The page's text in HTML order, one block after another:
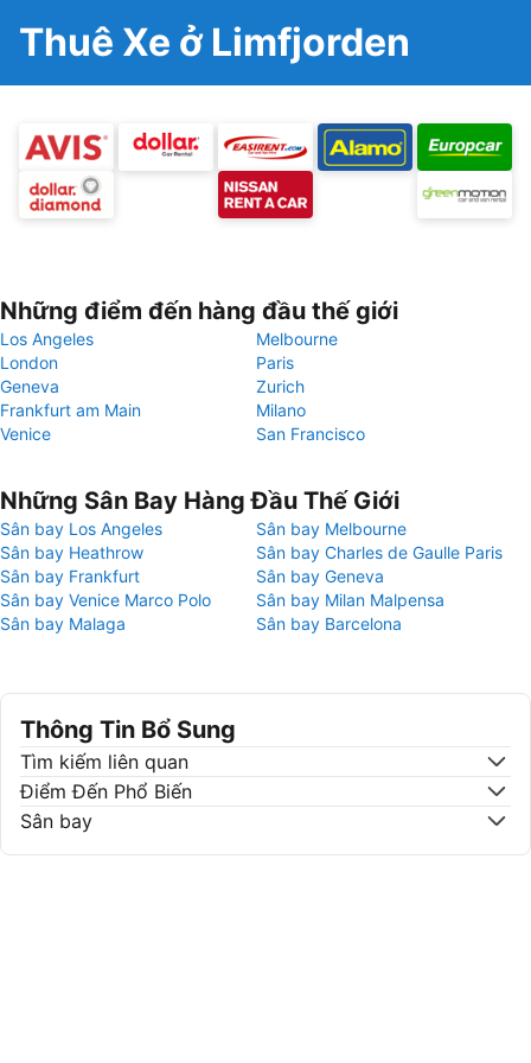
Thuê Xe ở Limfjorden
Những điểm đến hàng đầu thế giới
Los Angeles
Melbourne
London
Paris
Geneva
Zurich
Frankfurt am Main
Milano
Venice
San Francisco
Những Sân Bay Hàng Đầu Thế Giới
Sân bay Los Angeles
Sân bay Melbourne
Sân bay Heathrow
Sân bay Charles de Gaulle Paris
Sân bay Frankfurt
Sân bay Geneva
Sân bay Venice Marco Polo
Sân bay Milan Malpensa
Sân bay Malaga
Sân bay Barcelona
Thông Tin Bổ Sung
Tìm kiếm liên quan
Điểm Đến Phổ Biến
Sân bay